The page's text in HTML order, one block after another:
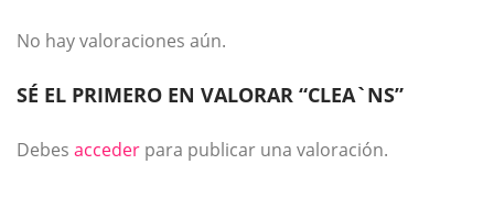
No hay valoraciones aún.
SÉ EL PRIMERO EN VALORAR “CLEA`NS”
Debes acceder para publicar una valoración.